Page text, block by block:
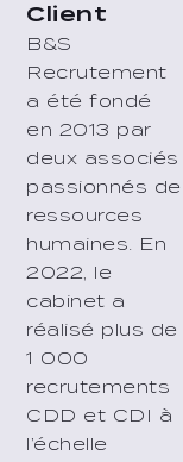
Client
B&S
Recrutement
a été fondé
en 2013 par
deux associés
passionnés de
ressources
humaines. En
2022, le
cabinet a
réalisé plus de
1 000
recrutements
CDD et CDI à
l’échelle